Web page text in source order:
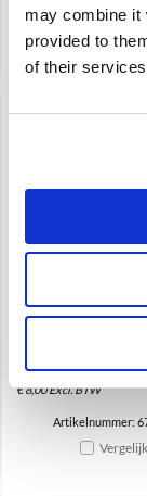
may combine it
provided to
of their
Artikelnummer:
gebruikt Volvo
1969-1970 140
€8,00
€8,00Excl. BTW
Artikelnummer: